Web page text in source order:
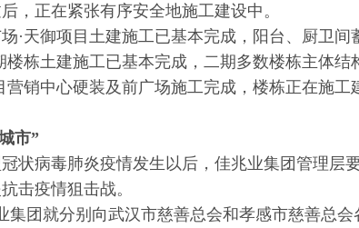
，正在紧张有序安全地施工建设中。
·天御项目土建施工已基本完成，阳台、厨卫间
楼栋土建施工已基本完成，二期多数楼栋主体结
营销中心硬装及前广场施工完成，楼栋正在施
市”
状病毒肺炎疫情发生以后，佳兆业集团管理
击疫情狙击战。
集团就分别向武汉市慈善总会和孝感市慈善总